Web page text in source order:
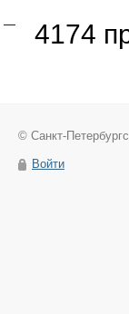
4174
© Санкт-
Войти